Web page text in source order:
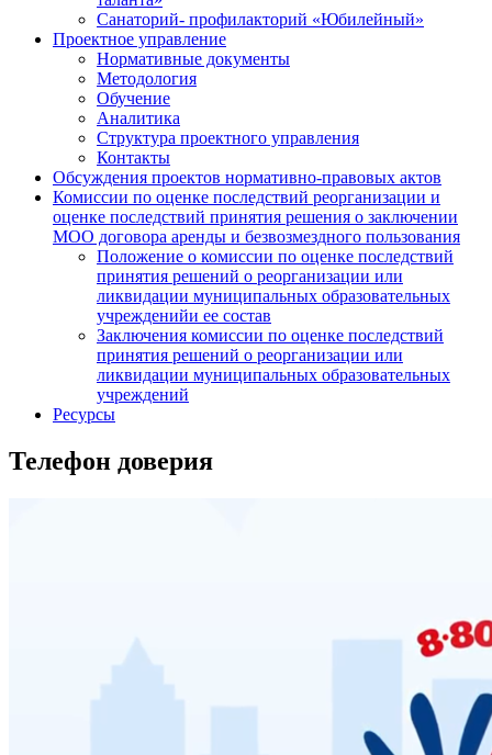
Санаторий- профилакторий «Юбилейный»
Проектное управление
Нормативные документы
Методология
Обучение
Аналитика
Структура проектного управления
Контакты
Обсуждения проектов нормативно-правовых актов
Комиссии по оценке последствий реорганизации и
оценке последствий принятия решения о заключении
МОО договора аренды и безвозмездного пользования
Положение о комиссии по оценке последствий
принятия решений о реорганизации или
ликвидации муниципальных образовательных
учрежденийи ее состав
Заключения комиссии по оценке последствий
принятия решений о реорганизации или
ликвидации муниципальных образовательных
учреждений
Ресурсы
Телефон доверия